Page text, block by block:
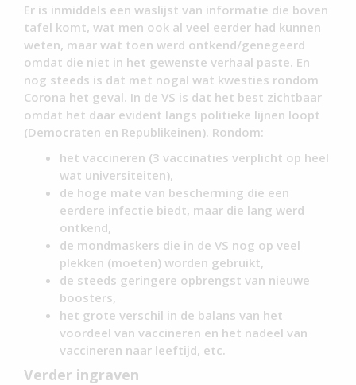
Er is inmiddels een waslijst van informatie die boven
tafel komt, wat men ook al veel eerder had kunnen
weten, maar wat toen werd ontkend/genegeerd
omdat die niet in het gewenste verhaal paste. En
nog steeds is dat met nogal wat kwesties rondom
Corona het geval. In de VS is dat het best zichtbaar
omdat het daar evident langs politieke lijnen loopt
(Democraten en Republikeinen). Rondom:
het vaccineren (3 vaccinaties verplicht op heel
wat universiteiten),
de hoge mate van bescherming die een
eerdere infectie biedt, maar die lang werd
ontkend,
de mondmaskers die in de VS nog op veel
plekken (moeten) worden gebruikt,
de steeds geringere opbrengst van nieuwe
boosters,
het grote verschil in de balans van het
voordeel van vaccineren en het nadeel van
vaccineren naar leeftijd, etc.
Verder ingraven